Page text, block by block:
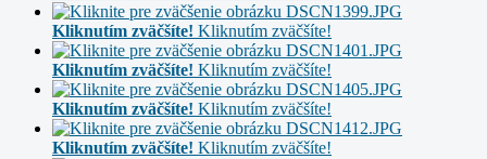
Kliknutím zväčšíte! Kliknutím zväčšíte!
Kliknutím zväčšíte! Kliknutím zväčšíte!
Kliknutím zväčšíte! Kliknutím zväčšíte!
Kliknutím zväčšíte! Kliknutím zväčšíte!